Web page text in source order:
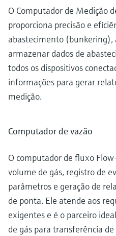
O Computador de Medição
proporciona precisão e
abastecimento (bunkering),
armazenar dados de
todos os dispositivos
informações para gerar
medição.
Computador de vazão
O computador de fluxo
volume de gás, registro de
parâmetros e geração de
de ponta. Ele atende aos
exigentes e é o parceiro
de gás para transferência